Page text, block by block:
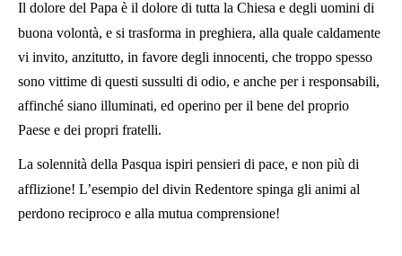
Il dolore del Papa è il dolore di tutta la Chiesa e degli uomini di
buona volontà, e si trasforma in preghiera, alla quale caldamente
vi invito, anzitutto, in favore degli innocenti, che troppo spesso
sono vittime di questi sussulti di odio, e anche per i responsabili,
affinché siano illuminati, ed operino per il bene del proprio
Paese e dei propri fratelli.
La solennità della Pasqua ispiri pensieri di pace, e non più di
afflizione! L’esempio del divin Redentore spinga gli animi al
perdono reciproco e alla mutua comprensione!